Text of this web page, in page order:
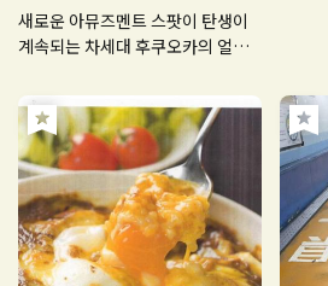
새로운 아뮤즈멘트 스팟이 탄생이
계속되는 차세대 후쿠오카의 얼굴